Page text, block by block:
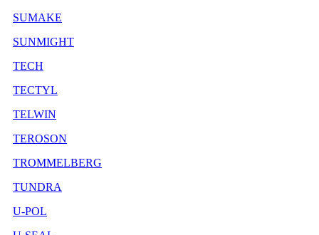
SUMAKE
SUNMIGHT
TECH
TECTYL
TELWIN
TEROSON
TROMMELBERG
TUNDRA
U-POL